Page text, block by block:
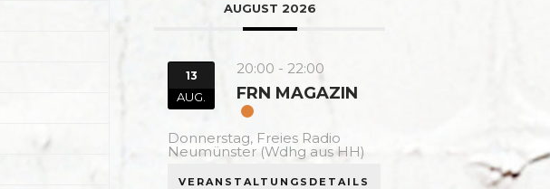
AUGUST 2026
13
AUG.
20:00 - 22:00
FRN MAGAZIN
Donnerstag, Freies Radio
Neumünster (Wdhg aus HH)
VERANSTALTUNGSDETAILS